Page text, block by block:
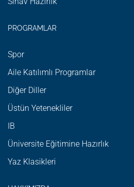
PROGRAMLAR
Spor
Aile Katılımlı Programlar
Diğer Diller
Üstün Yetenekliler
IB
Üniversite Eğitimine Hazırlık
Yaz Klasikleri